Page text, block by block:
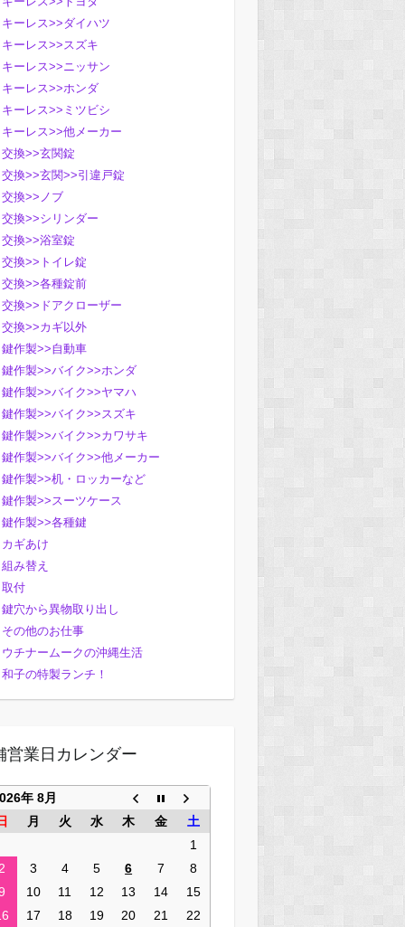
キーレス>>ダイハツ
キーレス>>スズキ
キーレス>>ニッサン
キーレス>>ホンダ
キーレス>>ミツビシ
キーレス>>他メーカー
交換>>玄関錠
交換>>玄関>>引違戸錠
交換>>ノブ
交換>>シリンダー
交換>>浴室錠
交換>>トイレ錠
交換>>各種錠前
交換>>ドアクローザー
交換>>カギ以外
鍵作製>>自動車
鍵作製>>バイク>>ホンダ
鍵作製>>バイク>>ヤマハ
鍵作製>>バイク>>スズキ
鍵作製>>バイク>>カワサキ
鍵作製>>バイク>>他メーカー
鍵作製>>机・ロッカーなど
鍵作製>>スーツケース
鍵作製>>各種鍵
カギあけ
組み替え
取付
鍵穴から異物取り出し
その他のお仕事
ウチナームークの沖縄生活
和子の特製ランチ！
営業日カレンダー
年 8月
月 火 水 木 金
土
1
3 4 5 6 7
8
10 11 12 13 14
15
17 18 19 20 21
22